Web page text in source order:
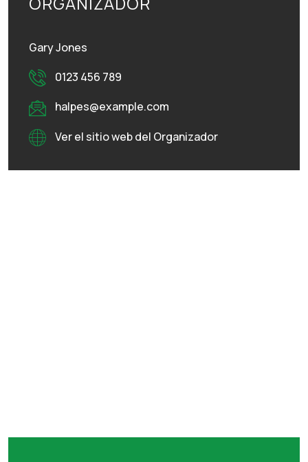
Gary Jones
0123 456 789
halpes@example.com
Ver el sitio web del Organizador